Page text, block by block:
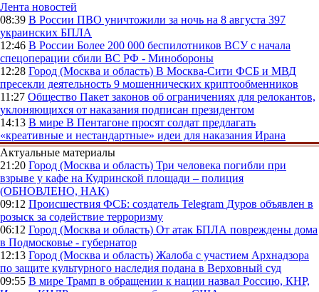
Лента новостей
08:39 В России ПВО уничтожили за ночь на 8 августа 397
украинских БПЛА
12:46 В России Более 200 000 беспилотников ВСУ с начала
спецоперации сбили ВС РФ - Минобороны
12:28 Город (Москва и область) В Москва-Сити ФСБ и МВД
пресекли деятельность 9 мошеннических криптообменников
11:27 Общество Пакет законов об ограничениях для релокантов,
уклоняющихся от наказания подписан президентом
14:13 В мире В Пентагоне просят солдат предлагать
«креативные и нестандартные» идеи для наказания Ирана
Актуальные материалы
21:20 Город (Москва и область) Три человека погибли при
взрыве у кафе на Кудринской площади – полиция
(ОБНОВЛЕНО, НАК)
09:12 Происшествия ФСБ: создатель Telegram Дуров объявлен в
розыск за содействие терроризму
06:12 Город (Москва и область) От атак БПЛА повреждены дома
в Подмосковье - губернатор
12:13 Город (Москва и область) Жалоба с участием Архнадзора
по защите культурного наследия подана в Верховный суд
09:55 В мире Трамп в обращении к нации назвал Россию, КНР,